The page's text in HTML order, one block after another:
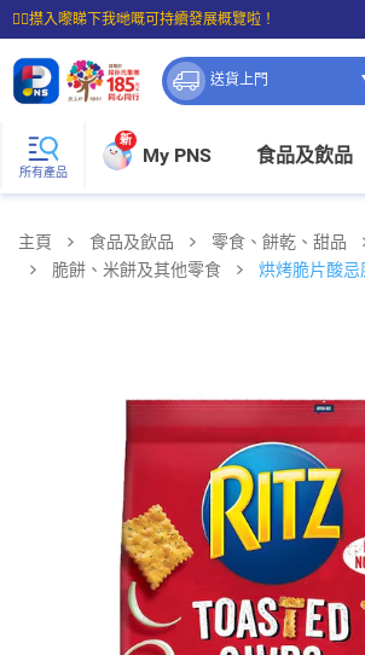
☝🏼㩒入嚟睇下我哋嘅可持續發展概覽啦！
⭐購物滿$399即享免費送貨；滿$100即可免費店取。
送貨上門
所有產品
新
My PNS 食品及飲品
主頁 食品及飲品 零食、餅乾、甜品
脆餅、米餅及其他零食
烘烤脆片酸忌